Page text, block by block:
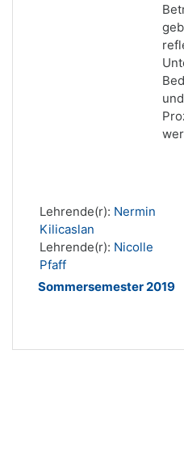
Lehrende(r): Nermin
Kilicaslan
Lehrende(r): Nicolle
Pfaff
Sommersemester 2019